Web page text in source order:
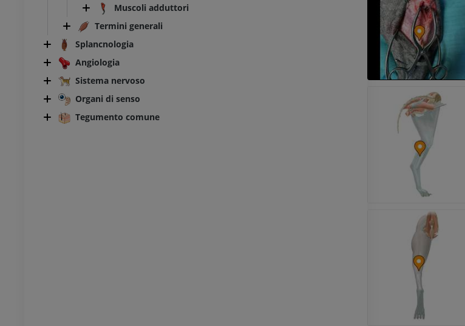
Muscoli adduttori
Termini generali
Splancnologia
Angiologia
Sistema nervoso
Organi di senso
Tegumento comune